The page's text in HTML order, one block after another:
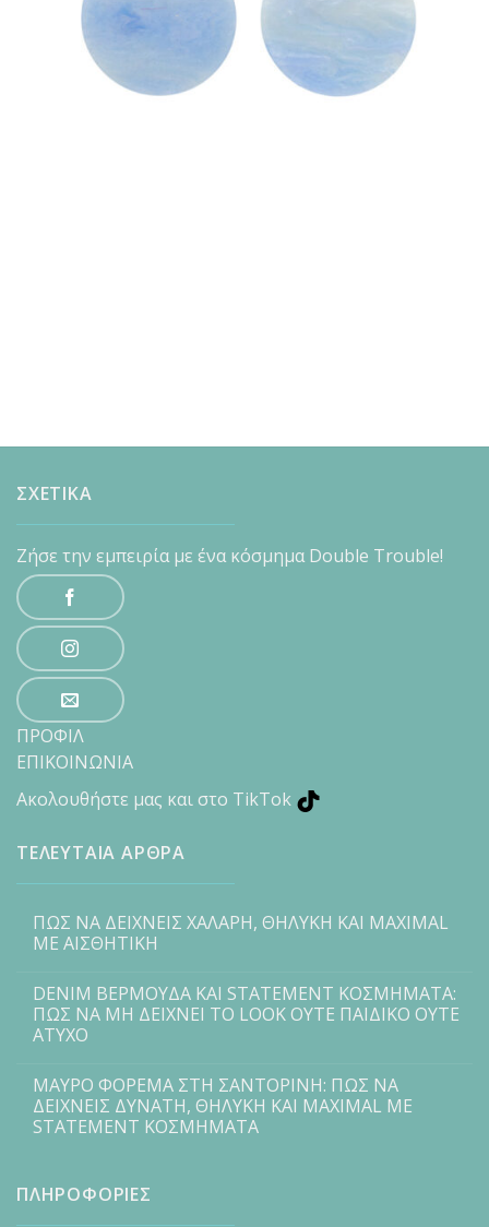
ΣΧΕΤΙΚΑ
Ζήσε την εμπειρία με ένα κόσμημα Double Trouble!
ΠΡΟΦΙΛ
ΕΠΙΚΟΙΝΩΝΙΑ
Ακολουθήστε μας και στο TikTok
ΤΕΛΕΥΤΑΙΑ ΑΡΘΡΑ
ΠΩΣ ΝΑ ΔΕΙΧΝΕΙΣ ΧΑΛΑΡΗ, ΘΗΛΥΚΗ ΚΑΙ MAXIMAL
ΜΕ ΑΙΣΘΗΤΙΚΗ
DENIM ΒΕΡΜΟΥΔΑ ΚΑΙ STATEMENT ΚΟΣΜΗΜΑΤΑ:
ΠΩΣ ΝΑ ΜΗ ΔΕΙΧΝΕΙ ΤΟ LOOK ΟΥΤΕ ΠΑΙΔΙΚΟ ΟΥΤΕ
ΑΤΥΧΟ
ΜΑΥΡΟ ΦΟΡΕΜΑ ΣΤΗ ΣΑΝΤΟΡΙΝΗ: ΠΩΣ ΝΑ
ΔΕΙΧΝΕΙΣ ΔΥΝΑΤΗ, ΘΗΛΥΚΗ ΚΑΙ MAXIMAL ΜΕ
STATEMENT ΚΟΣΜΗΜΑΤΑ
ΠΛΗΡΟΦΟΡΙΕΣ